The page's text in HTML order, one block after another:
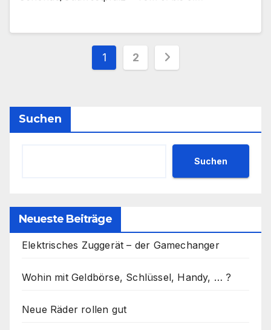
1 2
Suchen
Suchen
Neueste Beiträge
Elektrisches Zuggerät – der Gamechanger
Wohin mit Geldbörse, Schlüssel, Handy, … ?
Neue Räder rollen gut